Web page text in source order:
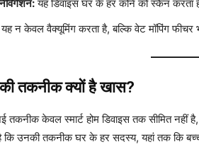
यह डिवाइस घर के हर कोने को स्कैन करता
यह न केवल वैक्यूमिंग करता है, बल्कि वेट मॉपिंग फीचर
तकनीक क्यों है खास?
केवल स्मार्ट होम डिवाइस तक सीमित नहीं है,
कि उनकी तकनीक घर के हर सदस्य, यहां तक कि